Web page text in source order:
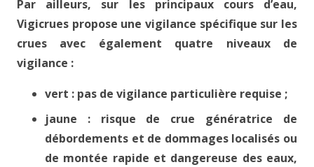
Par ailleurs, sur les principaux cours d’eau,
Vigicrues propose une vigilance spécifique sur les
crues avec également quatre niveaux de
vigilance :
vert : pas de vigilance particulière requise ;
jaune : risque de crue génératrice de
débordements et de dommages localisés ou
de montée rapide et dangereuse des eaux,